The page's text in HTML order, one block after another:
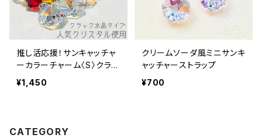
推し活応援！サンキャッチャ
ーカラーチャーム〈S〉クラッ
ク水晶タイプ【単品】
¥1,450
クリームソーダ風ミニサンキ
ャッチャーストラップ
¥700
CATEGORY